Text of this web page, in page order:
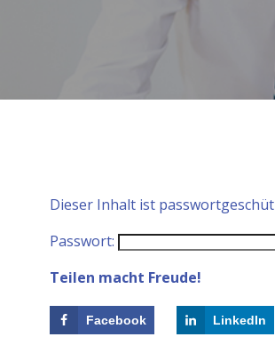
Dieser Inhalt ist
Passwort:
Teilen macht Freude!
Facebook LinkedIn